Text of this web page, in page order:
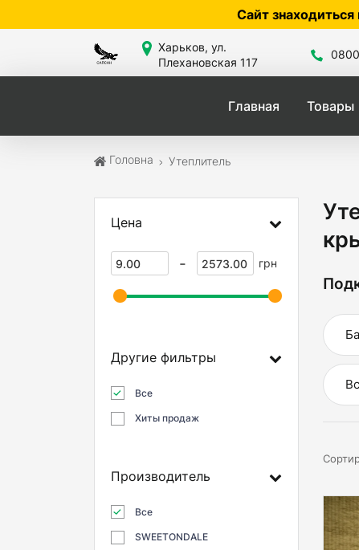
Сайт знаходиться в розробці — по ціні
Харьков, ул.
Плехановская 117
Главная Товары
Головна Утеплитель
Цена
- грн
Другие фильтры
Все
Хиты продаж
Производитель
Все
SWEETONDALE